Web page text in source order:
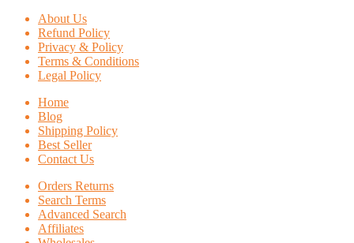
About Us
Refund Policy
Privacy & Policy
Terms & Conditions
Legal Policy
Home
Blog
Shipping Policy
Best Seller
Contact Us
Orders Returns
Search Terms
Advanced Search
Affiliates